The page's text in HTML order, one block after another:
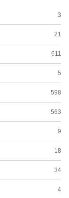
3
21
611
5
598
563
9
18
34
4